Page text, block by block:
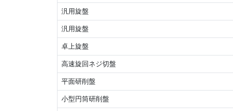
汎用旋盤
汎用旋盤
卓上旋盤
高速旋回ネジ切盤
平面研削盤
小型円筒研削盤